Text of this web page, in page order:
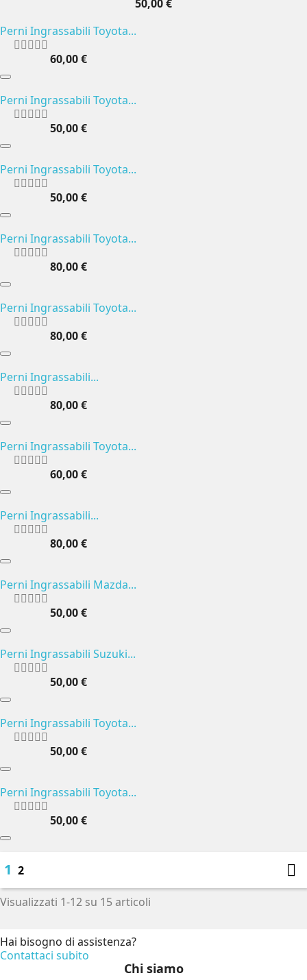
50,00 €
Perni Ingrassabili Toyota...
60,00 €
Perni Ingrassabili Toyota...
50,00 €
Perni Ingrassabili Toyota...
50,00 €
Perni Ingrassabili Toyota...
80,00 €
Perni Ingrassabili Toyota...
80,00 €
Perni Ingrassabili...
80,00 €
Perni Ingrassabili Toyota...
60,00 €
Perni Ingrassabili...
80,00 €
Perni Ingrassabili Mazda...
50,00 €
Perni Ingrassabili Suzuki...
50,00 €
Perni Ingrassabili Toyota...
50,00 €
Perni Ingrassabili Toyota...
50,00 €
1 2 
Visualizzati 1-12 su 15 articoli
Hai bisogno di assistenza?
Contattaci subito
Chi siamo